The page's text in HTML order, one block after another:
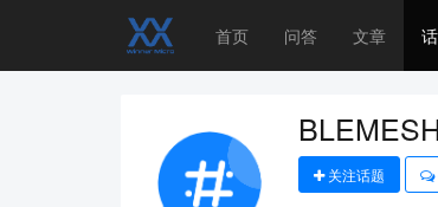
首页 问答 文章
BLEMESH
关注话题